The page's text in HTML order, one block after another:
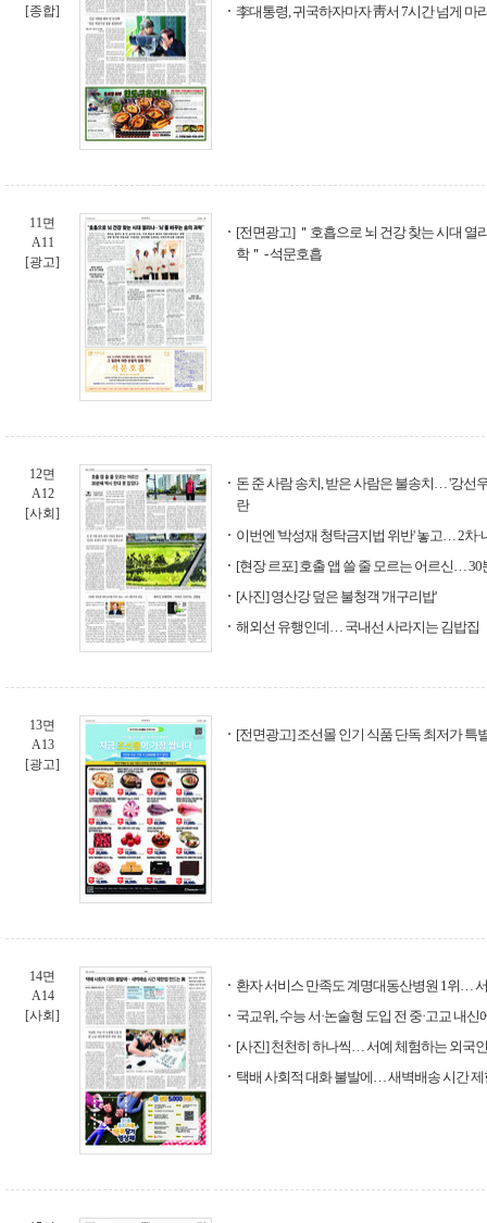
[종합]
李대통령, 귀국하자마자 靑서 7시간 넘게 마
11면
A11
[광고]
[전면광고] ＂호흡으로 뇌 건강 찾는 시대 열
학＂ - 석문호흡
12면
A12
[사회]
돈 준 사람 송치, 받은 사람은 불송치… '강선
란
이번엔 '박성재 청탁금지법 위반' 놓고… 2차·
[현장 르포] 호출 앱 쓸 줄 모르는 어르신… 30
[사진] 영산강 덮은 불청객 '개구리밥'
해외선 유행인데… 국내선 사라지는 김밥집
13면
A13
[광고]
[전면광고] 조선몰 인기 식품 단독 최저가 특
14면
A14
[사회]
환자 서비스 만족도 계명대동산병원 1위…
국교위, 수능 서·논술형 도입 전 중·고교 내신
[사진] 천천히 하나씩… 서예 체험하는 외국
택배 사회적 대화 불발에… 새벽배송 시간 제